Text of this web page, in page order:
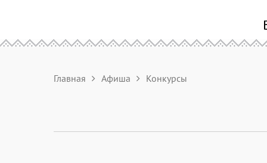
Главная Афиша Конкурсы